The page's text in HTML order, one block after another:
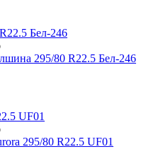
295/80 R22.5 Бел-246
295/80 R22.5 UF01